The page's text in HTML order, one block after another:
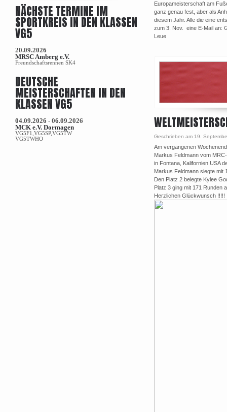
Europameisterschaft am
ganz genau fest, aber als
diesem Jahr. Alle die eine
zum 3. Nov. eine E-Mail an:
Leue
Geschrieben am 19.
Am vergangenen
Markus Feldmann vom
in Fontana, Kalifornien USA
Markus Feldmann siegte mit
Den Platz 2 belegte Kylee
Platz 3 ging mit 171 Runden
Herzlichen Glückwunsch !!!!!
NÄCHSTE TERMINE IM
SPORTKREIS IN DEN KLASSEN
VG5
20.09.2026
MRSC Amberg e.V.
Freundschaftsrennen SK4
DEUTSCHE
MEISTERSCHAFTEN IN DEN
KLASSEN VG5
04.09.2026 - 06.09.2026
MCK e.V. Dormagen
VG5F1,VG5SP,VG5TW
VG5TWHO